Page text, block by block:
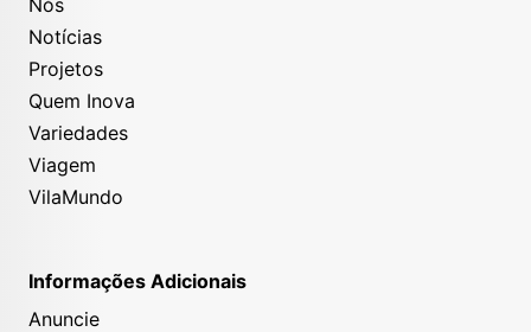
Notícias
Projetos
Quem Inova
Variedades
Viagem
VilaMundo
Informações Adicionais
Anuncie